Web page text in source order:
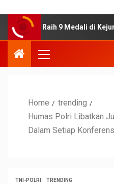
Raih 9 Medali di Kejurnas Kota
Home
trending
Humas Polri Libatkan
Dalam Setiap
TNI-POLRI TRENDING